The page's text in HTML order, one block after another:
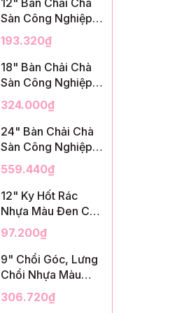
12" Bàn Chải Chà
Sàn Công Nghiệp,
Sợi Palmyra, InsuX
INXDS1, 12
Cái/Thùng (12"
Brush Deck Scrub,
193.320₫
18" Bàn Chải Chà
Sàn Công Nghiệp,
Sợi Palmyra, InsuX
INXDS2, 12
Cái/Thùng (18"
Brush Deck Scrub,
324.000₫
24" Bàn Chải Chà
Sàn Công Nghiệp,
Sợi Palmyra, InsuX
INXDS2, 12
Cái/Thùng (24"
Brush Deck Scrub ,
559.440₫
12" Ky Hốt Rác
Nhựa Màu Đen Có
Tay Cầm, InsuX
INXSHD01, 12
Cái/Thùng, Mã
IMPA 174141 (12"
Black Plastic)
97.200₫
9" Chổi Góc, Lưng
Chổi Nhựa Màu
Vàng, Lông PET
Màu Đen, Kèm Cán
306.720₫